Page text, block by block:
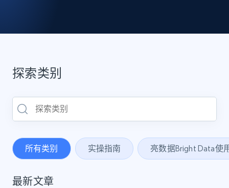
探索类别
所有类别 实操指南 亮数据Bright Data使
最新文章